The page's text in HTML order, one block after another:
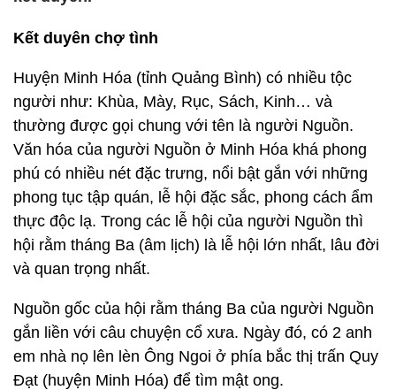
Kết duyên chợ tình
Huyện Minh Hóa (tỉnh Quảng Bình) có nhiều tộc
người như: Khùa, Mày, Rục, Sách, Kinh… và
thường được gọi chung với tên là người Nguồn.
Văn hóa của người Nguồn ở Minh Hóa khá phong
phú có nhiều nét đặc trưng, nổi bật gắn với những
phong tục tập quán, lễ hội đặc sắc, phong cách ẩm
thực độc lạ. Trong các lễ hội của người Nguồn thì
hội rằm tháng Ba (âm lịch) là lễ hội lớn nhất, lâu đời
và quan trọng nhất.
Nguồn gốc của hội rằm tháng Ba của người Nguồn
gắn liền với câu chuyện cổ xưa. Ngày đó, có 2 anh
em nhà nọ lên lèn Ông Ngoi ở phía bắc thị trấn Quy
Đạt (huyện Minh Hóa) để tìm mật ong.